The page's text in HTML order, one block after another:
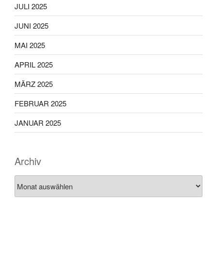
JULI 2025
JUNI 2025
MAI 2025
APRIL 2025
MÄRZ 2025
FEBRUAR 2025
JANUAR 2025
Archiv